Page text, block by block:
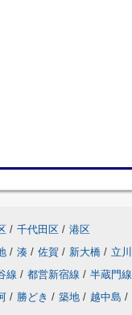
/ 千代田区 / 港区
/ 湊 / 佐賀 / 新大橋 / 立川
線 / 都営新宿線 / 半蔵門線
/ 勝どき / 築地 / 越中島 /